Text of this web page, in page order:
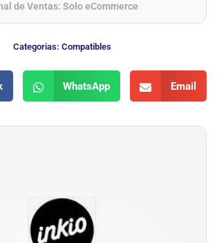
de Ventas: Solo eCommerce
Categorias: Compatibles
WhatsApp Email